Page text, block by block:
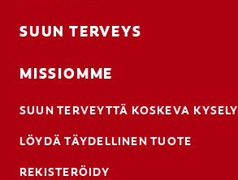
SUUN TERVEYS
MISSIOMME
SUUN TERVEYTTÄ KOSKEVA KYSELY
LÖYDÄ TÄYDELLINEN TUOTE
REKISTERÖIDY